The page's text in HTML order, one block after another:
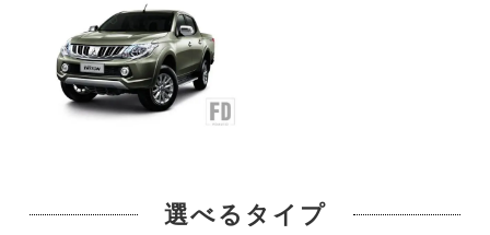
選べるタイプ